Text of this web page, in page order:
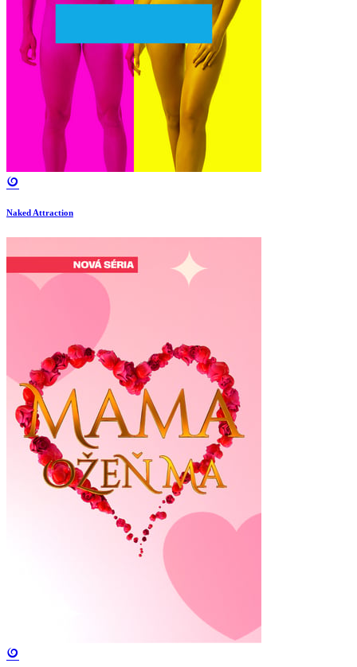
Naked Attraction